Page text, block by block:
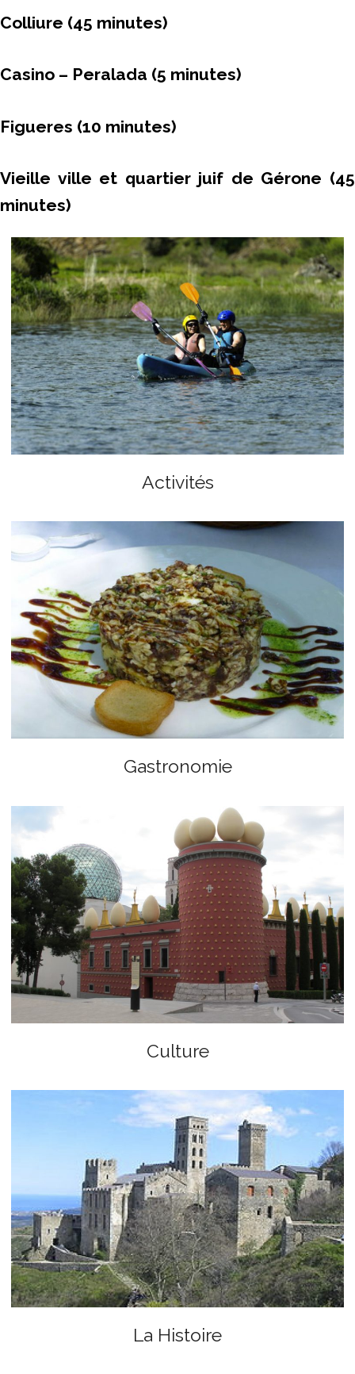
Colliure (45 minutes)
Casino – Peralada (5 minutes)
Figueres (10 minutes)
Vieille ville et quartier juif de Gérone (45
minutes)
Activités
Gastronomie
Culture
La Histoire